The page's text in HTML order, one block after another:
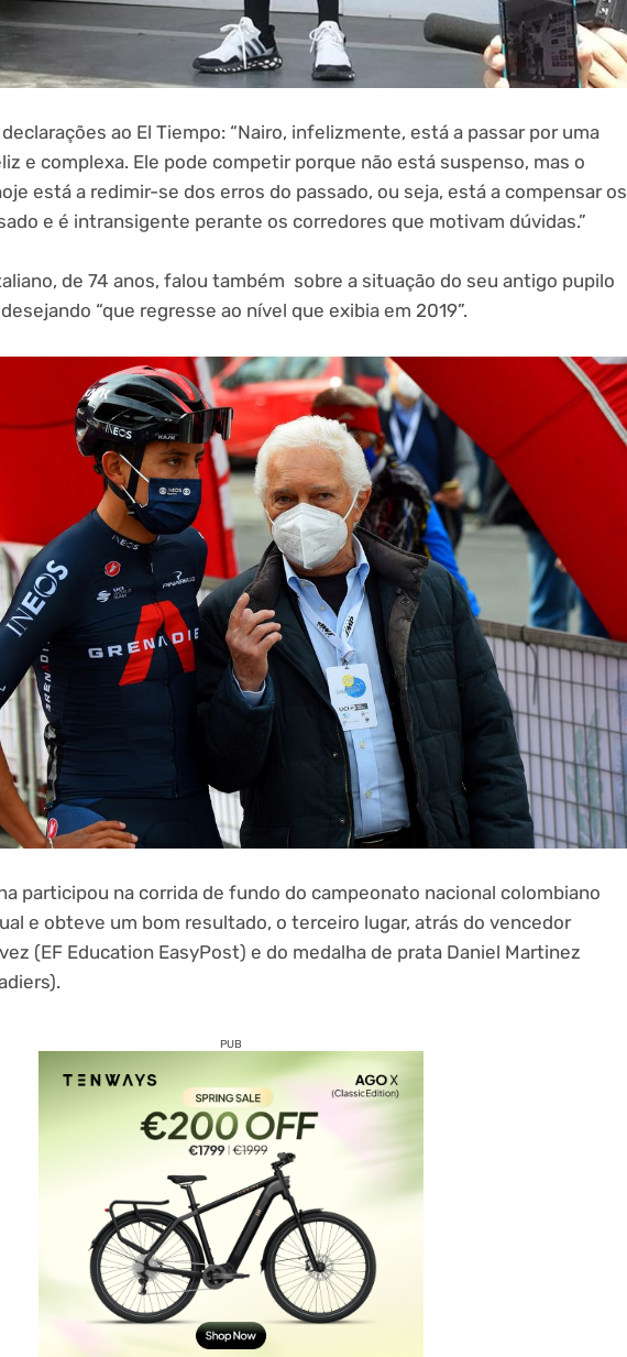
ao El Tiempo: “Nairo, infelizmente, está a passar por uma
e complexa. Ele pode competir porque não está suspenso, mas o
está a redimir-se dos erros do passado, ou seja, está a compensar os
e é intransigente perante os corredores que motivam dúvidas.”
de 74 anos, falou também sobre a situação do seu antigo pupilo
“que regresse ao nível que exibia em 2019”.
participou na corrida de fundo do campeonato nacional colombiano
e obteve um bom resultado, o terceiro lugar, atrás do vencedor
(EF Education EasyPost) e do medalha de prata Daniel Martinez
PUB